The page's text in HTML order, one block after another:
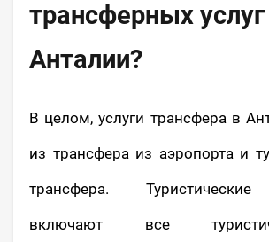
трансферных
Анталии?
В целом, услуги трансфера в
из трансфера из аэропорта и
трансфера.
включают все